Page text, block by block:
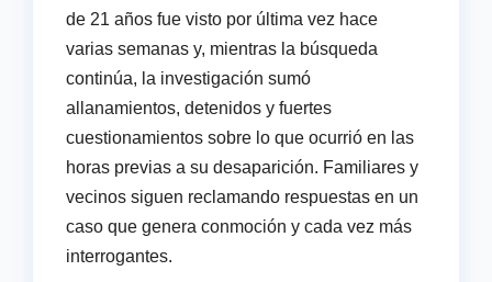
de 21 años fue visto por última vez hace
varias semanas y, mientras la búsqueda
continúa, la investigación sumó
allanamientos, detenidos y fuertes
cuestionamientos sobre lo que ocurrió en las
horas previas a su desaparición. Familiares y
vecinos siguen reclamando respuestas en un
caso que genera conmoción y cada vez más
interrogantes.